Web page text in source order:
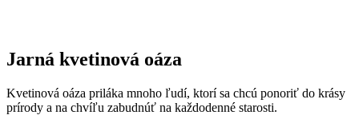
Jarná kvetinová oáza
Kvetinová oáza priláka mnoho ľudí, ktorí sa chcú ponoriť do krásy
prírody a na chvíľu zabudnúť na každodenné starosti.